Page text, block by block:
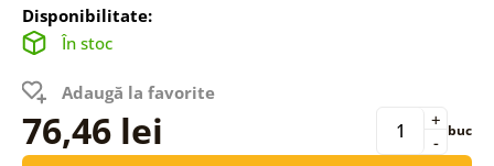
Disponibilitate:
În stoc
Adaugă la favorite
76,46 lei -
+ buc